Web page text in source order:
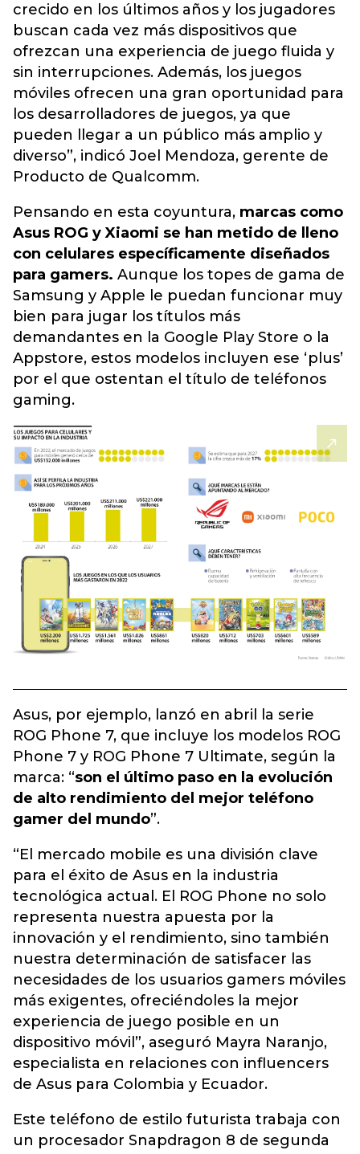
crecido en los últimos años y los jugadores
buscan cada vez más dispositivos que
ofrezcan una experiencia de juego fluida y
sin interrupciones. Además, los juegos
móviles ofrecen una gran oportunidad para
los desarrolladores de juegos, ya que
pueden llegar a un público más amplio y
diverso”, indicó Joel Mendoza, gerente de
Producto de Qualcomm.
Pensando en esta coyuntura, marcas como
Asus ROG y Xiaomi se han metido de lleno
con celulares específicamente diseñados
para gamers. Aunque los topes de gama de
Samsung y Apple le puedan funcionar muy
bien para jugar los títulos más
demandantes en la Google Play Store o la
Appstore, estos modelos incluyen ese ‘plus’
por el que ostentan el título de teléfonos
gaming.
Asus, por ejemplo, lanzó en abril la serie
ROG Phone 7, que incluye los modelos ROG
Phone 7 y ROG Phone 7 Ultimate, según la
marca: “son el último paso en la evolución
de alto rendimiento del mejor teléfono
gamer del mundo”.
“El mercado mobile es una división clave
para el éxito de Asus en la industria
tecnológica actual. El ROG Phone no solo
representa nuestra apuesta por la
innovación y el rendimiento, sino también
nuestra determinación de satisfacer las
necesidades de los usuarios gamers móviles
más exigentes, ofreciéndoles la mejor
experiencia de juego posible en un
dispositivo móvil”, aseguró Mayra Naranjo,
especialista en relaciones con influencers
de Asus para Colombia y Ecuador.
Este teléfono de estilo futurista trabaja con
un procesador Snapdragon 8 de segunda